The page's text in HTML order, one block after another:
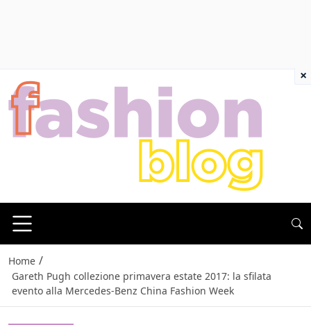
Home /
Gareth Pugh collezione primavera estate 2017: la sfilata
evento alla Mercedes-Benz China Fashion Week
×